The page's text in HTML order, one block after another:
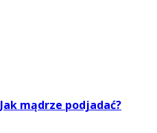
Jak mądrze podjadać?